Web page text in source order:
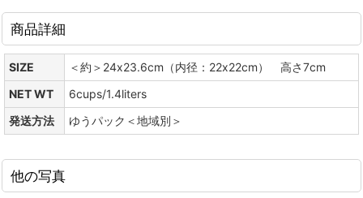
商品詳細
SIZE
＜約＞24x23.6cm（内径：22x22cm） 高さ7cm
NET WT
6cups/1.4liters
発送方法
ゆうパック＜地域別＞
他の写真